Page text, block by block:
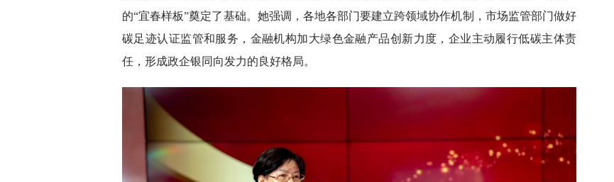
的“宜春样板”奠定了基础。她强调，各地各部门要建立跨领域协作机制，市场监管部门做好
碳足迹认证监管和服务，金融机构加大绿色金融产品创新力度，企业主动履行低碳主体责
任，形成政企银同向发力的良好格局。